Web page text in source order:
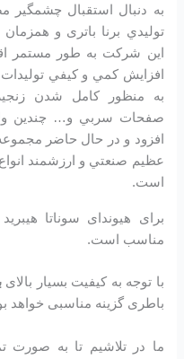
به دنبال استقبال
توليدي برنا باتری و
اين شرکت به طور مستمر
افزايش كمي و كيفي
به منظور كامل شدن
صفحات سربي و… چندين
افزود و در حال حاضر
عظيم صنعتي و ارزشمند
است.
برای هیوندای سوناتا هیبرید
مناسب است.
با توجه به کیفیت بسیار بالای
باطری گزینه مناسبی خواهد
ما در تلاشیم تا به صورت